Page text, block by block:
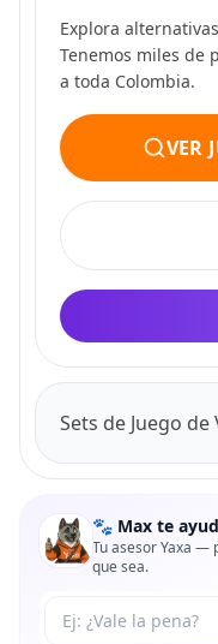
Explora
Tenemos miles de
a toda Colombia.
VER
Sets de Juego de
🐾 Max te
Tu asesor Yaxa —
que sea.
Tu pregunta a Max